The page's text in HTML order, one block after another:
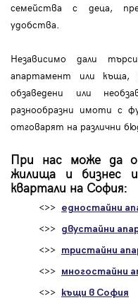
семейства с деца,
удобства.
Независимо дали
апартамент или къща,
обзаведени или
разнообразни имоти с
отговарят на различни
При нас може да
жилища и бизнес
квартали на София:
<>> едностайни
<>> двустайни
<>> тристайни
<>> многостайни
<>> къщи в София